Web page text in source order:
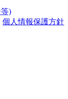
)
個人情報保護方針